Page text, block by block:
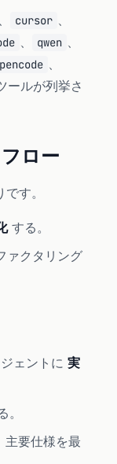
、 cursor 、
、 qwen 、
、
ールが列挙さ
ロー
す。
する。
ァクタリング
ェントに 実
。
要仕様を最